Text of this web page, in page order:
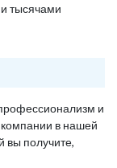
тысячами
и
компании в нашей
вы получите,